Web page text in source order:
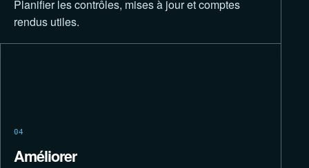
Planifier les contrôles, mises à jour et comptes
rendus utiles.
04
Améliorer